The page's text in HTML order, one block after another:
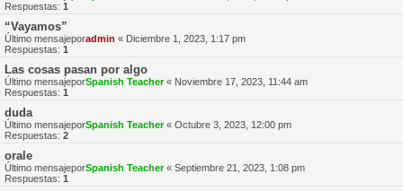
Respuestas: 1
“Vayamos”
Último mensajeporadmin « Diciembre 1, 2023, 1:17 pm
Respuestas: 1
Las cosas pasan por algo
Último mensajeporSpanish Teacher« Noviembre 17, 2023, 11:44 am
Respuestas: 1
duda
Último mensajeporSpanish Teacher« Octubre 3, 2023, 12:00 pm
Respuestas: 2
orale
Último mensajeporSpanish Teacher« Septiembre 21, 2023, 1:08 pm
Respuestas: 1